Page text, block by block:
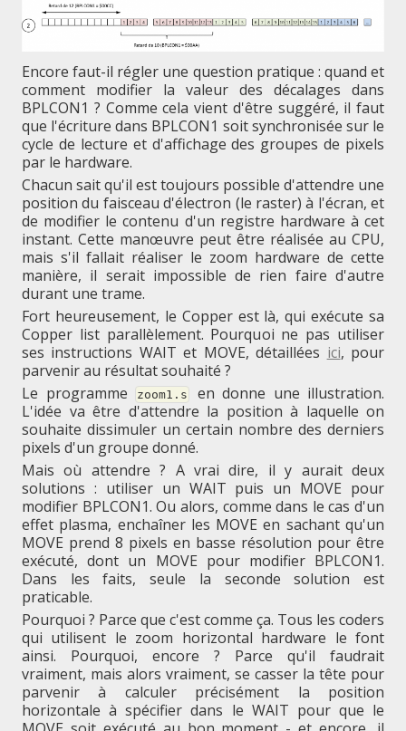
Encore faut-il régler une question pratique : quand et
comment modifier la valeur des décalages dans
BPLCON1 ? Comme cela vient d'être suggéré, il faut
que l'écriture dans BPLCON1 soit synchronisée sur le
cycle de lecture et d'affichage des groupes de pixels
par le hardware.
Chacun sait qu'il est toujours possible d'attendre une
position du faisceau d'électron (le raster) à l'écran, et
de modifier le contenu d'un registre hardware à cet
instant. Cette manœuvre peut être réalisée au CPU,
mais s'il fallait réaliser le zoom hardware de cette
manière, il serait impossible de rien faire d'autre
durant une trame.
Fort heureusement, le Copper est là, qui exécute sa
Copper list parallèlement. Pourquoi ne pas utiliser
ses instructions WAIT et MOVE, détaillées ici, pour
parvenir au résultat souhaité ?
Le programme
zoom1.s
en donne une illustration.
L'idée va être d'attendre la position à laquelle on
souhaite dissimuler un certain nombre des derniers
pixels d'un groupe donné.
Mais où attendre ? A vrai dire, il y aurait deux
solutions : utiliser un WAIT puis un MOVE pour
modifier BPLCON1. Ou alors, comme dans le cas d'un
effet plasma, enchaîner les MOVE en sachant qu'un
MOVE prend 8 pixels en basse résolution pour être
exécuté, dont un MOVE pour modifier BPLCON1.
Dans les faits, seule la seconde solution est
praticable.
Pourquoi ? Parce que c'est comme ça. Tous les coders
qui utilisent le zoom horizontal hardware le font
ainsi. Pourquoi, encore ? Parce qu'il faudrait
vraiment, mais alors vraiment, se casser la tête pour
parvenir à calculer précisément la position
horizontale à spécifier dans le WAIT pour que le